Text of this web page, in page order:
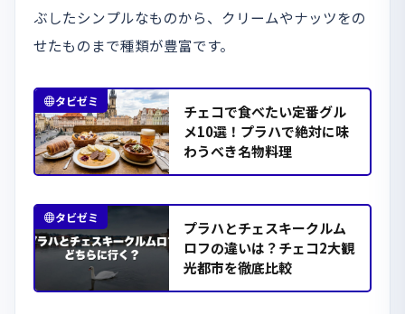
ぶしたシンプルなものから、クリームやナッツをの
せたものまで種類が豊富です。
タビゼミ
チェコで食べたい定番グル
メ10選！プラハで絶対に味
わうべき名物料理
タビゼミ
プラハとチェスキークルム
ロフの違いは？チェコ2大観
光都市を徹底比較